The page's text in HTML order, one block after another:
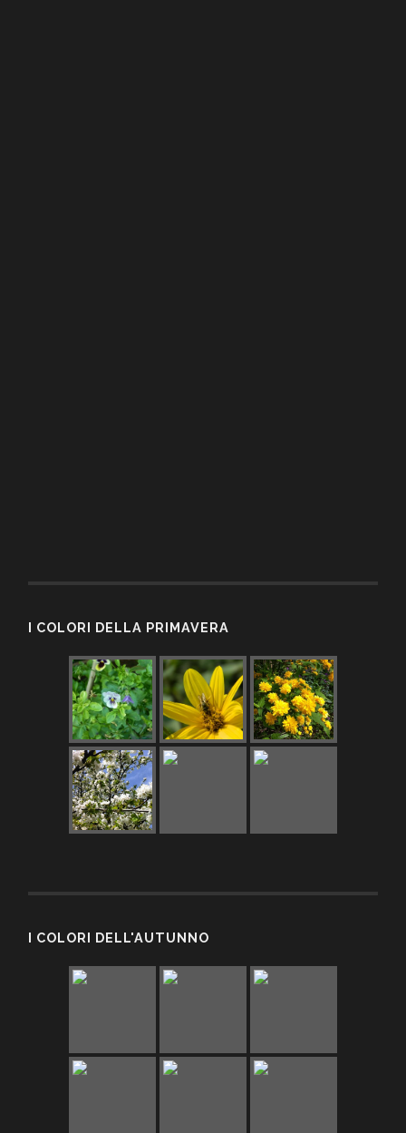
I COLORI DELLA PRIMAVERA
I COLORI DELL'AUTUNNO